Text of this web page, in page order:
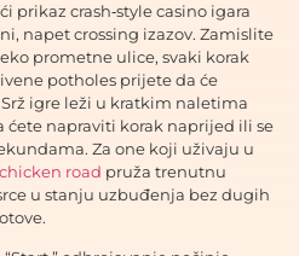
prikaz crash‑style casino igara
napet crossing izazov. Zamislite
prometne ulice, svaki korak
potholes prijete da će
igre leži u kratkim naletima
napraviti korak naprijed ili se
Za one koji uživaju u
chicken road pruža trenutnu
u stanju uzbuđenja bez dugih